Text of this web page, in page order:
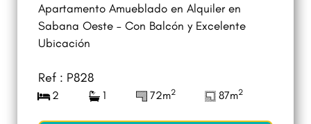
Apartamento Amueblado en Alquiler en
Sabana Oeste – Con Balcón y Excelente
Ubicación
Ref : P828
2 1 72m2 87m2